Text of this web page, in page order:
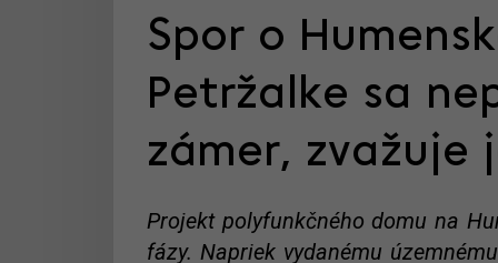
Spor o
Petržalke sa
zámer, zvažuje
Projekt polyfunkčného domu na
fázy. Napriek vydanému